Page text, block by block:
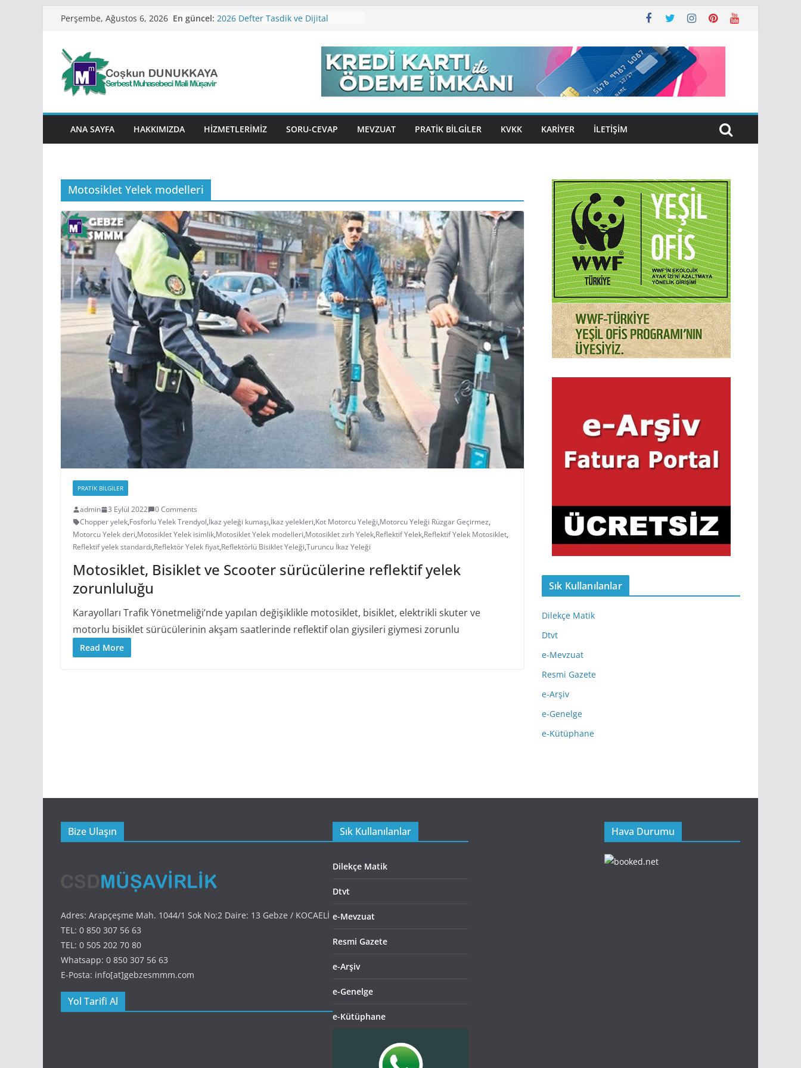
content
Perşembe, Ağustos 6, 2026 En güncel: 2026 Defter Tasdik ve Dijital
SGK Borçların Tecil ve
2026 Kira Beyannamesi Ne Zaman
Verilir?
ANA SAYFA HAKKIMIZDA HIZMETLERIMIZ SORU-CEVAP MEVZUAT PRATIK BILGILER KVKK KARIYER İLETIŞIM
Motosiklet Yelek modelleri
PRATIK BILGILER
admin 3 Eylül 2022
0 Comments
Chopper yelek,Fosforlu Yelek Trendyol,İkaz yeleği kumaşı,İkaz yelekleri,Kot Motorcu Yeleği,Motorcu Yeleği Rüzgar Geçirmez,
Motorcu Yelek deri,Motosiklet Yelek isimlik,Motosiklet Yelek modelleri,Motosiklet zırh Yelek,Reflektif Yelek,Reflektif Yelek Motosiklet,
Reflektif yelek standardı,Reflektör Yelek fiyat,Reflektörlü Bisiklet Yeleği,Turuncu İkaz Yeleği
Motosiklet, Bisiklet ve Scooter sürücülerine reflektif yelek
zorunluluğu
Karayolları Trafik Yönetmeliği’nde yapılan değişiklikle motosiklet, bisiklet, elektrikli skuter ve
motorlu bisiklet sürücülerinin akşam saatlerinde reflektif olan giysileri giymesi zorunlu
Read More
Sık Kullanılanlar
Dilekçe Matik
Dtvt
e-Mevzuat
Resmi Gazete
e-Arşiv
e-Genelge
e-Kütüphane
Bize Ulaşın
Adres: Arapçeşme Mah. 1044/1 Sok No:2 Daire: 13 Gebze / KOCAELİ
TEL: 0 850 307 56 63
TEL: 0 505 202 70 80
Whatsapp: 0 850 307 56 63
E-Posta: info[at]gebzesmmm.com
Yol Tarifi Al
Sık Kullanılanlar
Dilekçe Matik
Dtvt
e-Mevzuat
Resmi Gazete
e-Arşiv
e-Genelge
e-Kütüphane
Hava Durumu